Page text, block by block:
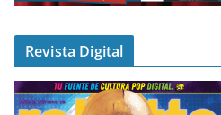
Revista Digital